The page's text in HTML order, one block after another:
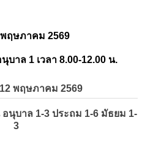
ฤษภาคม 2569
บาล 1 เวลา 8.00-12.00 น.
พฤษภาคม 2569
นุบาล 1-3 ประถม 1-6 มัธยม 1-
3